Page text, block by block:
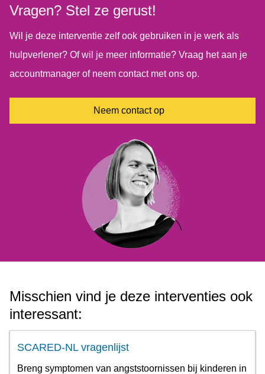
Vragen? Stel ze gerust!
Wil je deze interventie zelf ook gebruiken in je werk als
hulpverlener? Of wil je meer informatie? Vraag het aan je
accountmanager of neem contact met ons op.
Neem contact op
Misschien vind je deze interventies ook
interessant:
SCARED-NL vragenlijst
Breng symptomen van angststoornissen bij kinderen in